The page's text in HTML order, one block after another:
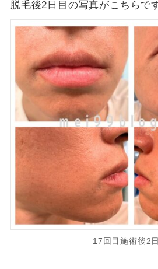
脱毛後2日目の写真がこちらで
17回目施術後2